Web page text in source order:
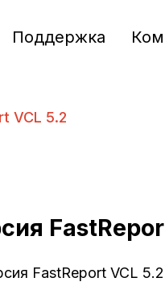
Поддержка
VCL 5.2
FastReport VCL